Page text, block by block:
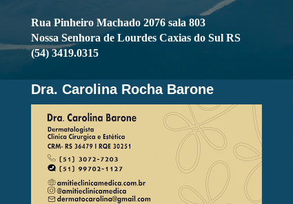
Rua Pinheiro Machado 2076 sala 803
Nossa Senhora de Lourdes Caxias do Sul RS
(54) 3419.0315
Dra. Carolina Rocha Barone